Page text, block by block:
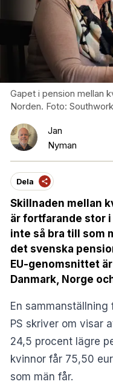
Gapet i pension mellan
Norden. Foto:
Jan
Nyman
Dela
Skillnaden mellan
är fortfarande stor i
inte så bra till som
det svenska
EU-genomsnittet
Danmark, Norge
En sammanställning
PS skriver om visar
24,5 procent lägre
kvinnor får 75,50
som män får.